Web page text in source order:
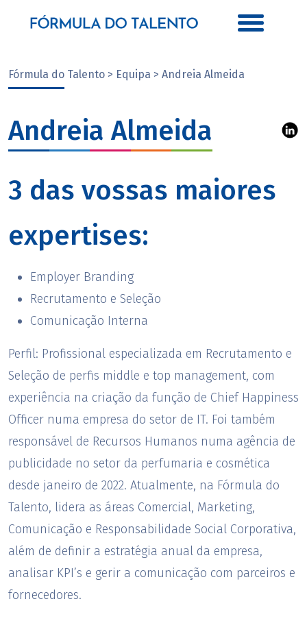
Fórmula do Talento > Equipa > Andreia Almeida
Andreia Almeida
3 das vossas maiores
expertises:
Employer Branding
Recrutamento e Seleção
Comunicação Interna
Perfil: Profissional especializada em Recrutamento e
Seleção de perfis middle e top management, com
experiência na criação da função de Chief Happiness
Officer numa empresa do setor de IT. Foi também
responsável de Recursos Humanos numa agência de
publicidade no setor da perfumaria e cosmética
desde janeiro de 2022. Atualmente, na Fórmula do
Talento, lidera as áreas Comercial, Marketing,
Comunicação e Responsabilidade Social Corporativa,
além de definir a estratégia anual da empresa,
analisar KPI’s e gerir a comunicação com parceiros e
fornecedores.